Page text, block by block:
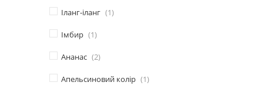
Іланг-іланг 1
Імбир 1
Ананас 2
Апельсиновий колір 1